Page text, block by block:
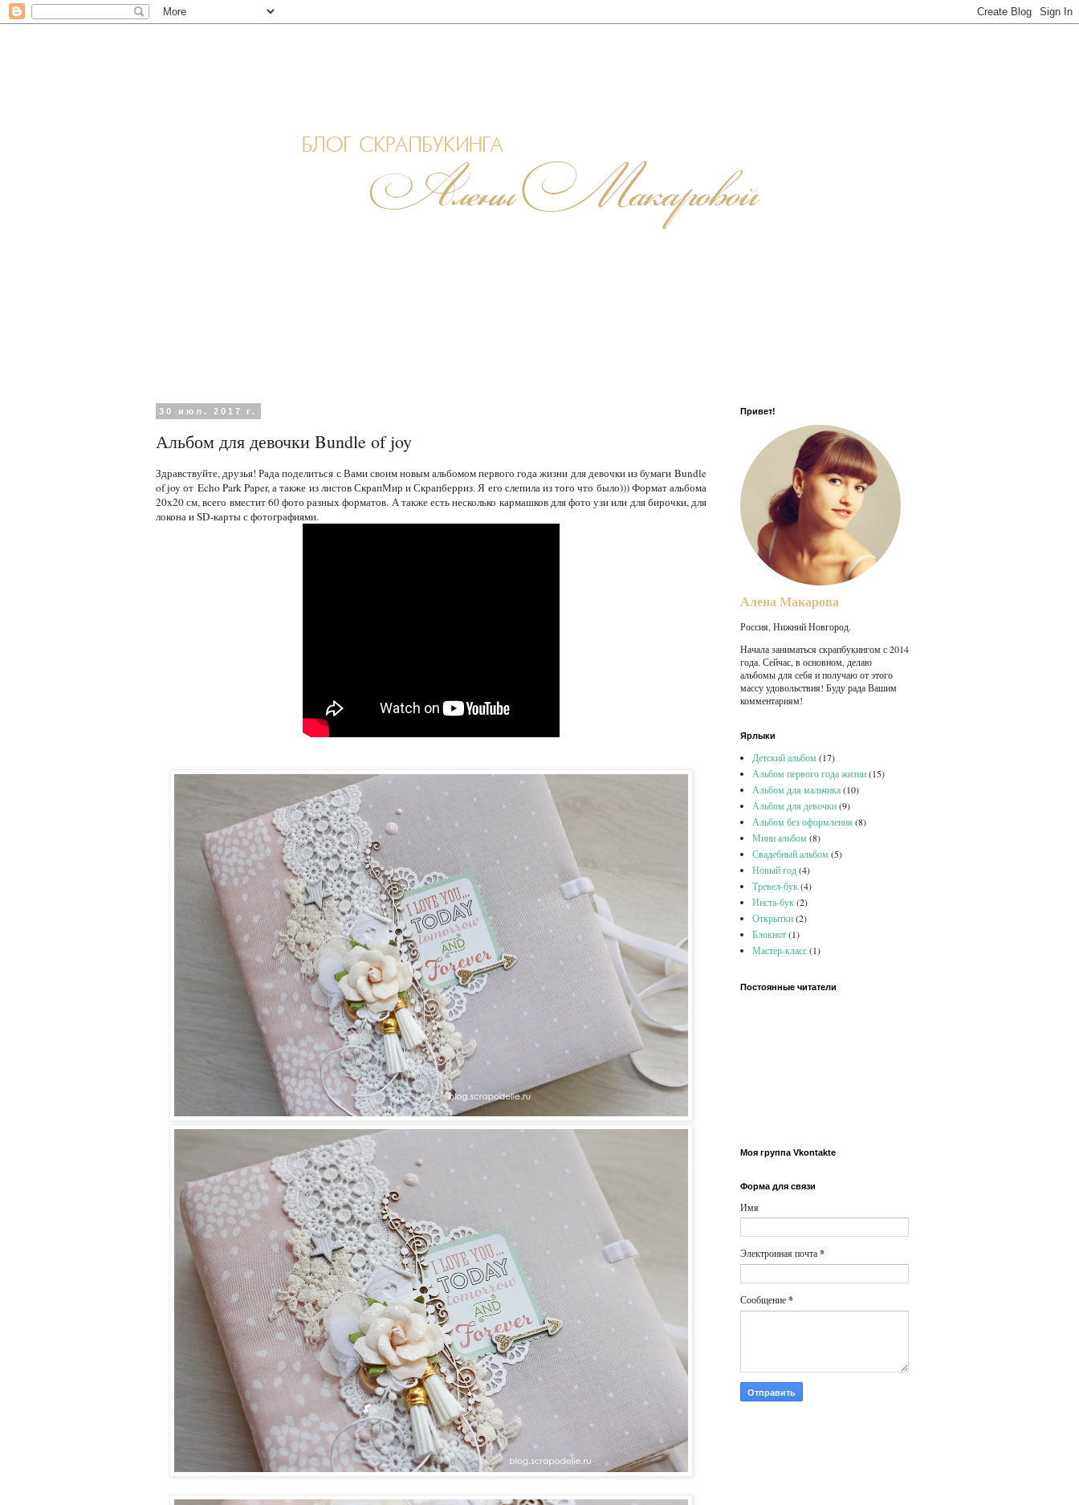
30 июл. 2017 г.
Альбом для девочки Bundle of joy
Здравствуйте, друзья! Рада поделиться с Вами своим новым альбомом первого года жизни для девочки из бумаги Bundle
of joy от Echo Park Paper, а также из листов СкрапМир и Скрапберриз. Я его слепила из того что было))) Формат альбома
20х20 см, всего вместит 60 фото разных форматов. А также есть несколько кармашков для фото узи или для бирочки, для
локона и SD-карты с фотографиями.
Привет!
Алена Макарова
Россия, Нижний Новгород.
Начала заниматься скрапбукингом с 2014
года. Сейчас, в основном, делаю
альбомы для себя и получаю от этого
массу удовольствия! Буду рада Вашим
комментариям!
Ярлыки
Детский альбом (17)
Альбом первого года жизни(15)
Альбом для мальчика(10)
Альбом для девочки(9)
Альбом без оформления (8)
Мини альбом (8)
Свадебный альбом (5)
Новый год(4)
Тревел-бук(4)
Инста-бук(2)
Открытки(2)
Блокнот(1)
Мастер-класс(1)
Постоянные читатели
Моя группа Vkontakte
Форма для связи
Имя
Электронная почта*
Сообщение*